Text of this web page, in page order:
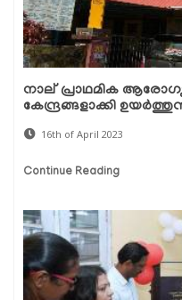
നാല് പ്രാഥമിക
കേന്ദ്രങ്ങളാക്കി
16th of April 2023
Continue Reading